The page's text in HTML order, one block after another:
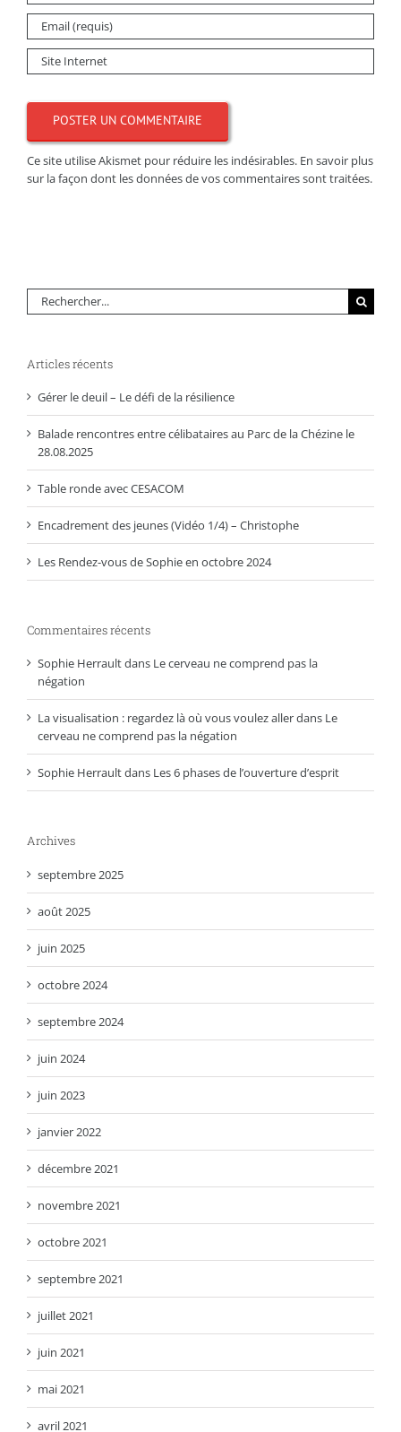
Ce site utilise Akismet pour réduire les indésirables. En savoir plus
sur la façon dont les données de vos commentaires sont traitées.
Rechercher:
Articles récents
Gérer le deuil – Le défi de la résilience
Balade rencontres entre célibataires au Parc de la Chézine le
28.08.2025
Table ronde avec CESACOM
Encadrement des jeunes (Vidéo 1/4) – Christophe
Les Rendez-vous de Sophie en octobre 2024
Commentaires récents
Sophie Herraultdans Le cerveau ne comprend pas la
négation
La visualisation : regardez là où vous voulez allerdans Le
cerveau ne comprend pas la négation
Sophie Herraultdans Les 6 phases de l’ouverture d’esprit
Archives
septembre 2025
août 2025
juin 2025
octobre 2024
septembre 2024
juin 2024
juin 2023
janvier 2022
décembre 2021
novembre 2021
octobre 2021
septembre 2021
juillet 2021
juin 2021
mai 2021
avril 2021